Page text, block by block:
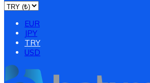
EUR
JPY
TRY
USD